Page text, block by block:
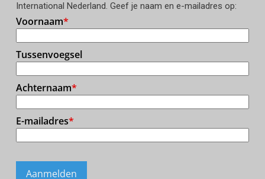
International Nederland. Geef je naam en e-mailadres op: